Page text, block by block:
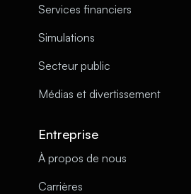
Services financiers
Simulations
Secteur public
Médias et divertissement
Entreprise
À propos de nous
Carrières